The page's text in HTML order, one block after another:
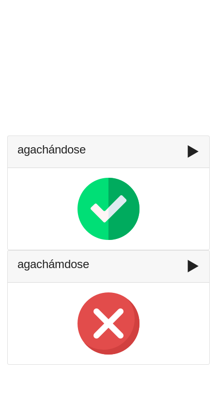
agachándose ▶️
agachámdose ▶️